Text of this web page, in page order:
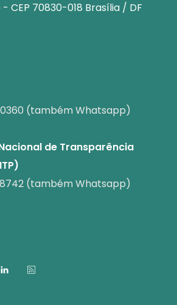
CEP 70830-018 Brasília / DF
(também Whatsapp)
de Transparência
(também Whatsapp)